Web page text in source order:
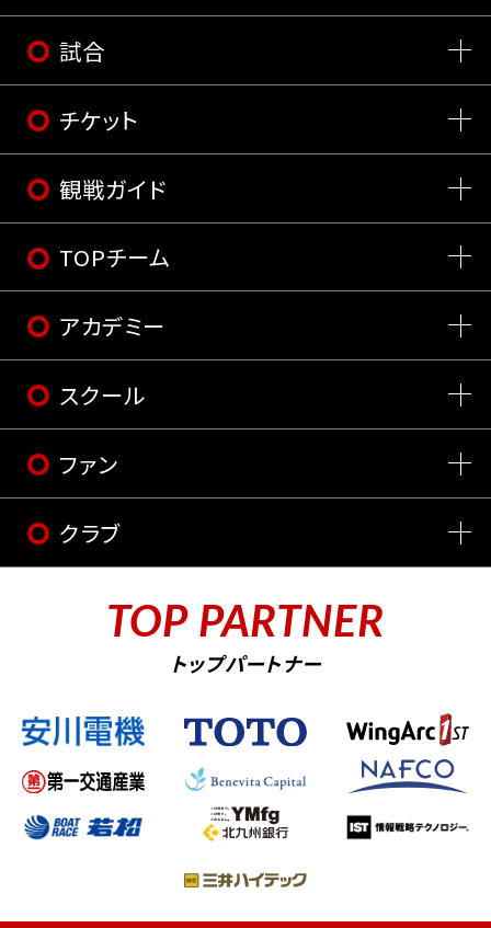
試合
チケット
観戦ガイド
TOPチーム
アカデミー
スクール
ファン
クラブ
TOP PARTNER
トップパートナー